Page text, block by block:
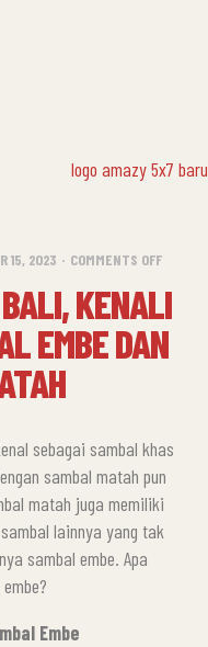
15, 2023 COMMENTS OFFON
SAMA
KHAS
BALI,
SAMBAL
DAN
KENALI
EMBE DAN
sebagai sambal khas
sambal matah pun
matah juga memiliki
lainnya yang tak
sambal embe. Apa
Embe